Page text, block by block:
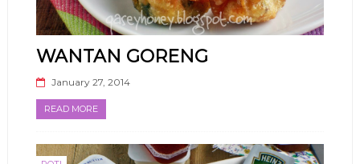
WANTAN GORENG
January 27, 2014
READ MORE